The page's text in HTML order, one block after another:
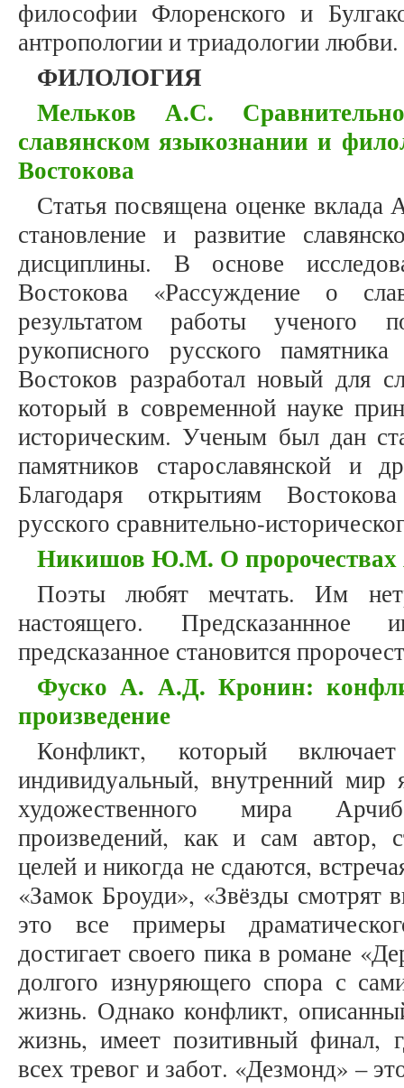
философии Флоренского и
антропологии и триадологии любви.
ФИЛОЛОГИЯ
Мельков А.С.
славянском языкознании и
Востокова
Статья посвящена оценке
становление и развитие
дисциплины. В основе
Востокова «Рассуждение о
результатом работы ученого
рукописного русского
Востоков разработал новый для
который в современной науке
историческим. Ученым был дан
памятников старославянской и
Благодаря открытиям
русского сравнительно-
Никишов Ю.М. О
Поэты любят мечтать. Им
настоящего. Предсказаннное
предсказанное становится
Фуско А. А.Д. Кронин:
произведение
Конфликт, который
индивидуальный, внутренний мир
художественного мира
произведений, как и сам автор,
целей и никогда не сдаются,
«Замок Броуди», «Звёзды смотрят
это все примеры
достигает своего пика в романе
долгого изнуряющего спора с
жизнь. Однако конфликт,
жизнь, имеет позитивный финал,
всех тревог и забот. «Дезмонд» –